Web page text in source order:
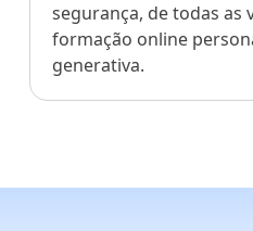
segurança, de todas as
formação online
generativa.